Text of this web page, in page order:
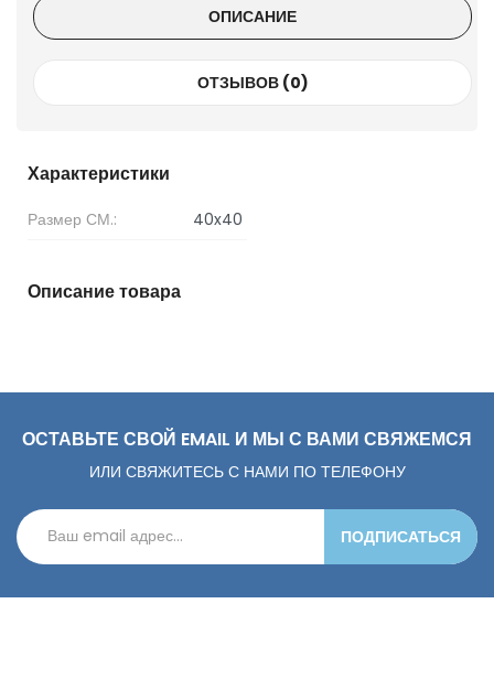
ОПИСАНИЕ
ОТЗЫВОВ (0)
Характеристики
Размер СМ.: 40x40
Описание товара
ОСТАВЬТЕ СВОЙ EMAIL И МЫ С ВАМИ СВЯЖЕМСЯ
ИЛИ СВЯЖИТЕСЬ С НАМИ ПО ТЕЛЕФОНУ
ПОДПИСАТЬСЯ